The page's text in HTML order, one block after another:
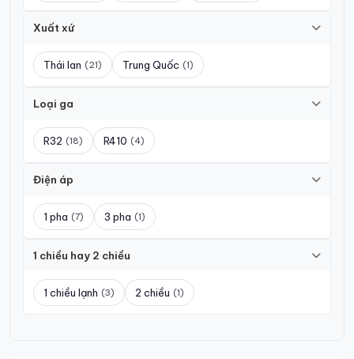
Xuất xứ
Thái lan (21) Trung Quốc (1)
Loại ga
R32 (18) R410 (4)
Điện áp
1 pha (7) 3 pha (1)
1 chiều hay 2 chiều
1 chiều lạnh (3) 2 chiều (1)